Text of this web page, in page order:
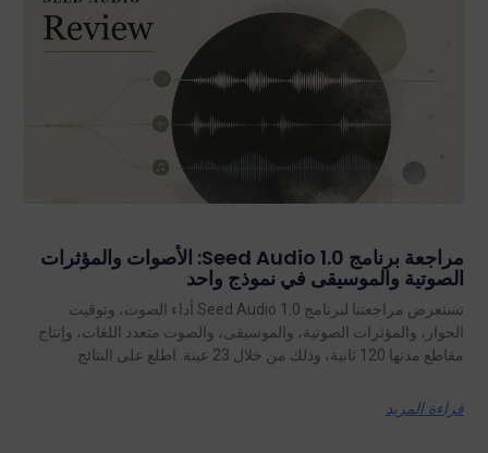
مراجعة برنامج Seed Audio 1.0: الأصوات والمؤثرات
الصوتية والموسيقى في نموذج واحد
تستعرض مراجعتنا لبرنامج Seed Audio 1.0 أداء الصوت، وتوقيت
الحوار، والمؤثرات الصوتية، والموسيقى، والصوت متعدد اللغات، وإنتاج
مقاطع مدتها 120 ثانية، وذلك من خلال 23 عينة. اطلع على النتائج.
قراءة المزيد